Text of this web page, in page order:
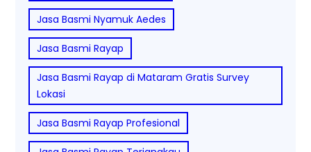
Jasa Basmi Nyamuk Aedes
Jasa Basmi Rayap
Jasa Basmi Rayap di Mataram Gratis Survey
Lokasi
Jasa Basmi Rayap Profesional